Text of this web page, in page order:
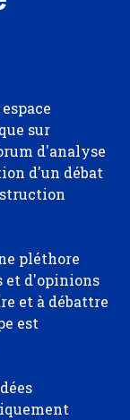
sur
d'analyse
d'un débat
pléthore
et d'opinions
et à débattre
est